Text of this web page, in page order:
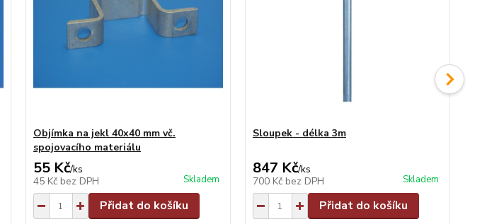
Objímka na jekl 40x40 mm vč.
spojovacího materiálu
55 Kč/ks
45 Kč bez DPH Skladem
Přidat do košíku
Sloupek - délka 3m
847 Kč/ks
700 Kč bez DPH Skladem
Přidat do košíku